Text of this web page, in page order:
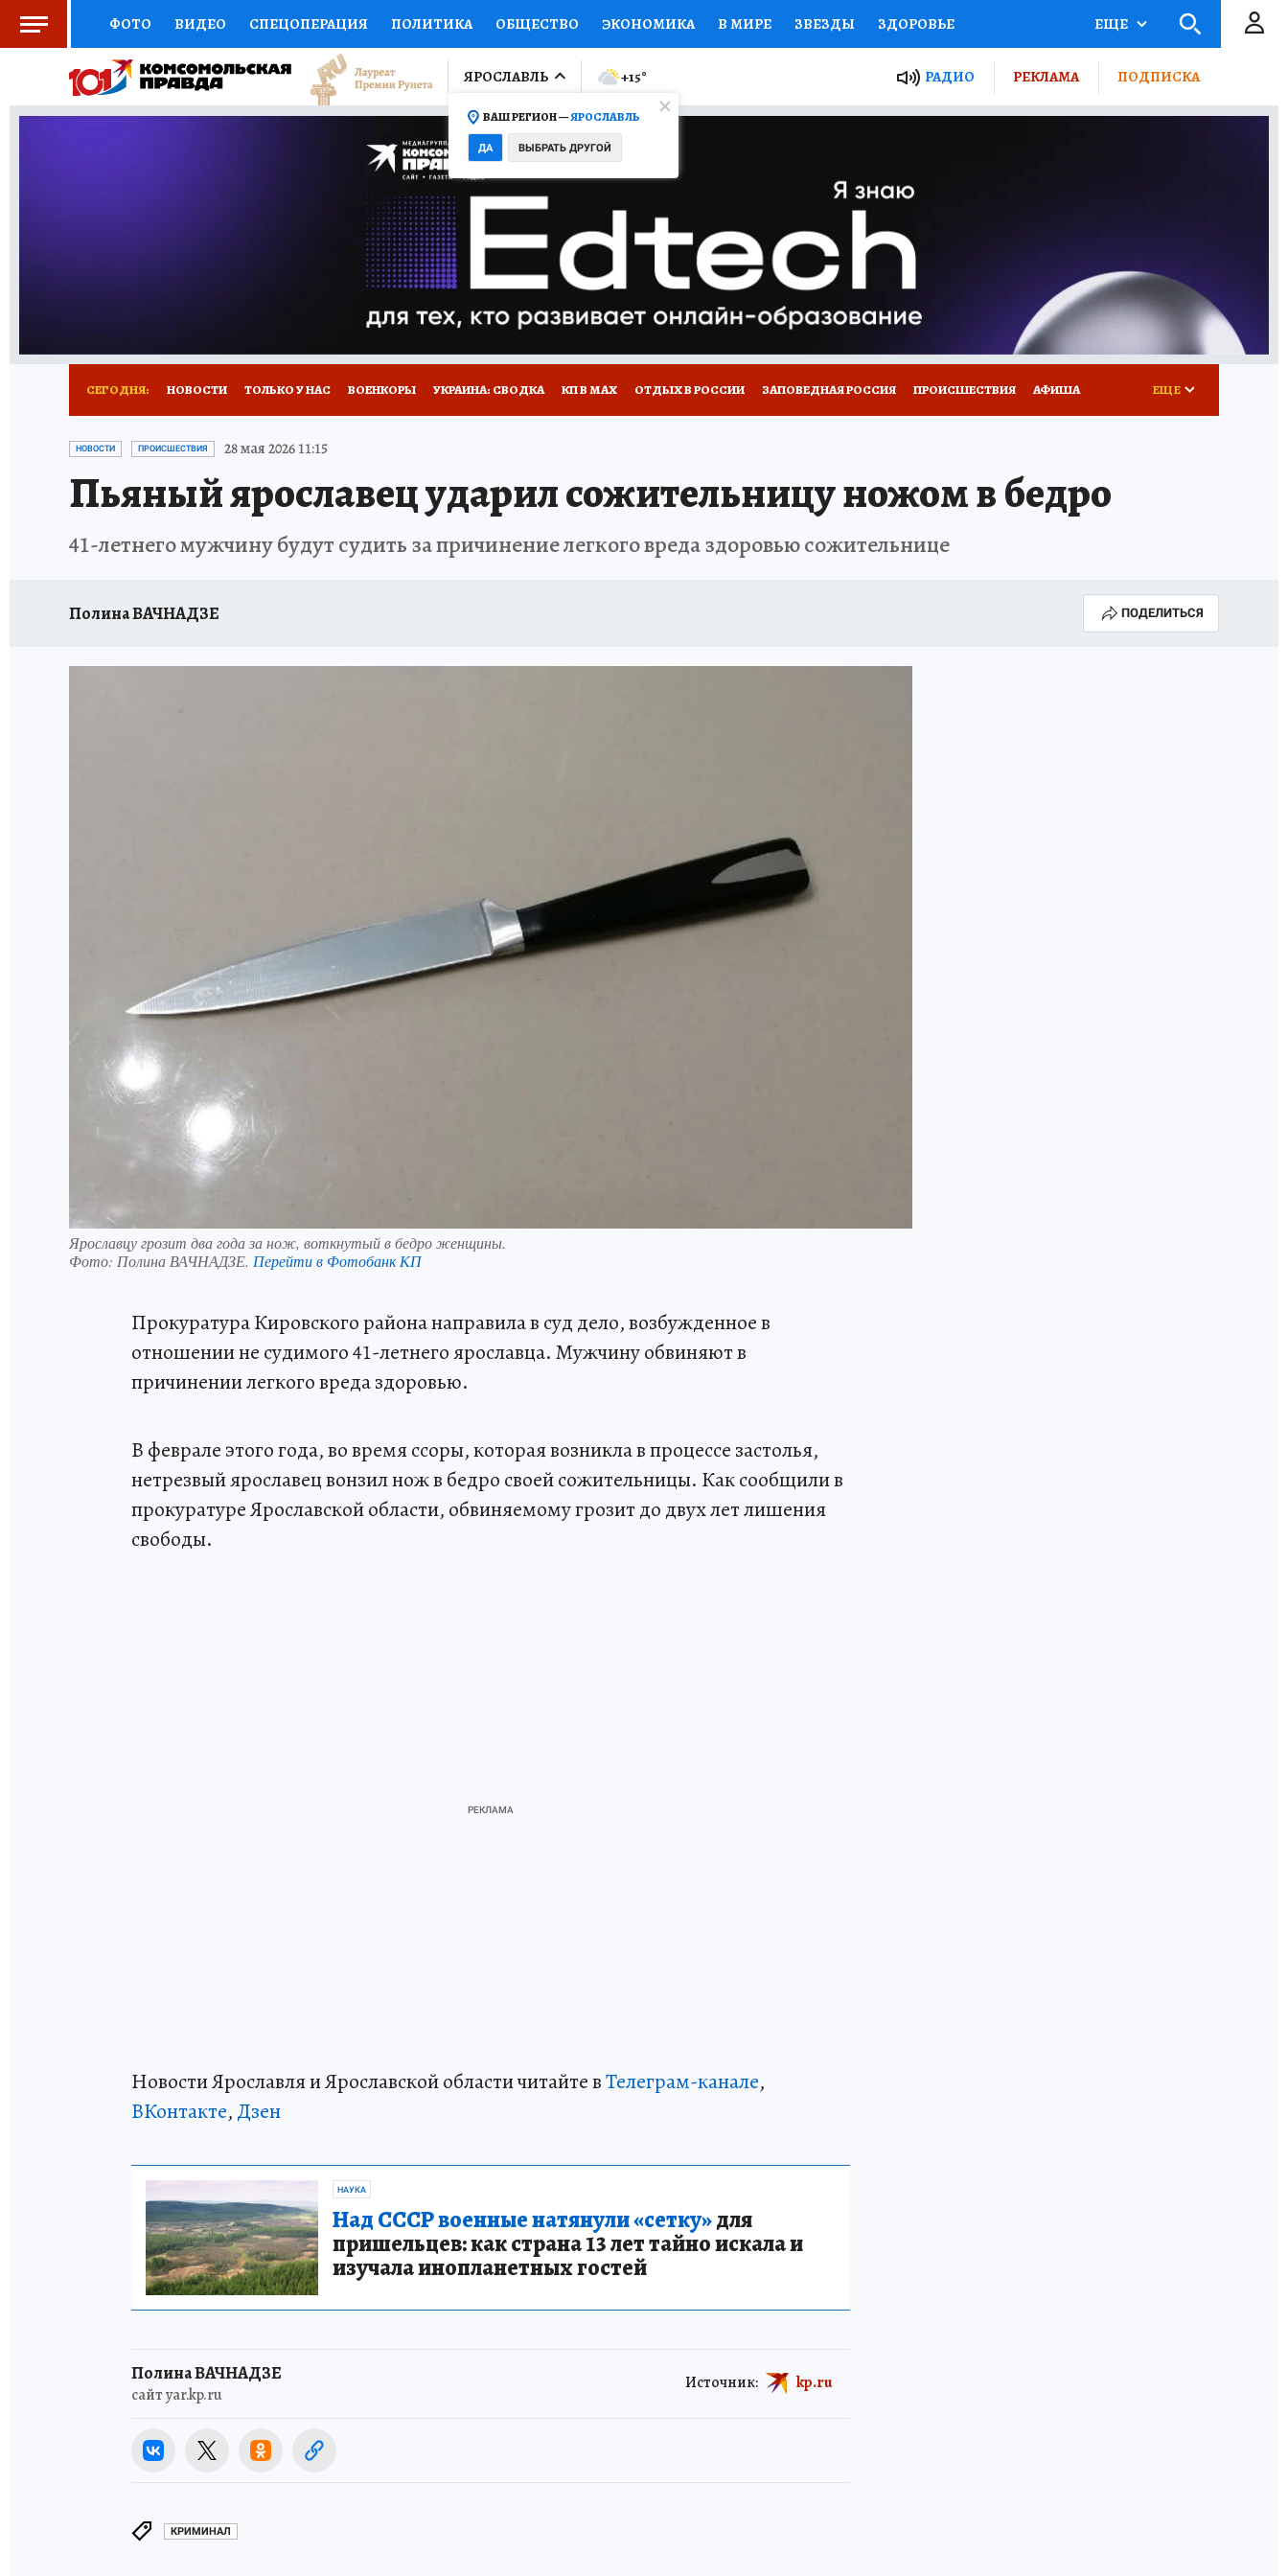
ФОТО ВИДЕО СПЕЦОПЕРАЦИЯ ПОЛИТИКА ОБЩЕСТВО ЭКОНОМИКА В МИРЕ ЗВЕЗДЫ ЗДОРОВЬЕ
СОЦПОДДЕРЖКА НАУКА СПОРТ КОЛУМНИСТЫ ПРОИСШЕСТВИЯ НАЦИОНАЛЬНЫЕ ПРОЕКТЫ РОССИИ
ВЫБОР ЭКСПЕРТОВ ДОКТОР ФИНАНСЫ ОТКРЫВАЕМ МИР Я ЗНАЮ СЕМЬЯ ЖЕНСКИЕ СЕКРЕТЫ ПУТЕВОДИТЕЛЬ
ПРОГНОЗЫ НА СПОРТ ПРОМОКОДЫ СЕРИАЛЫ
ТЕЛЕВИЗОР КОЛЛЕКЦИИ КОНКУРСЫ ГИД ПОТРЕБИТЕЛЯ
НОВОЕ НА САЙТЕ ОБЪЯВЛЕНИЯ
ЕЩЕ
ЯРОСЛАВЛЬ
ВАШ РЕГИОН —ЯРОСЛАВЛЬ
ДА ВЫБРАТЬ ДРУГОЙ
+15° РАДИО РЕКЛАМА ПОДПИСКА
СЕГОДНЯ: НОВОСТИ ТОЛЬКО У НАС ВОЕНКОРЫ УКРАИНА: СВОДКА КП В МАХ ОТДЫХ В РОССИИ ЗАПОВЕДНАЯ РОССИЯ ПРОИСШЕСТВИЯ АФИША
ГЕРОИ ЯРОСЛАВИИ ИСПЫТАНО НА СЕБЕ
ЕЩЕ
НОВОСТИ ПРОИСШЕСТВИЯ 28 мая 2026 11:15
Пьяный ярославец ударил сожительницу ножом в бедро
41-летнего мужчину будут судить за причинение легкого вреда здоровью сожительнице
Полина ВАЧНАДЗЕ ПОДЕЛИТЬСЯ
Ярославцу грозит два года за нож, воткнутый в бедро женщины.
Фото: Полина ВАЧНАДЗЕ. Перейти в Фотобанк КП
Прокуратура Кировского района направила в суд дело, возбужденное в
отношении не судимого 41-летнего ярославца. Мужчину обвиняют в
причинении легкого вреда здоровью.
В феврале этого года, во время ссоры, которая возникла в процессе застолья,
нетрезвый ярославец вонзил нож в бедро своей сожительницы. Как сообщили в
прокуратуре Ярославской области, обвиняемому грозит до двух лет лишения
свободы.
‎Новости Ярославля и Ярославской области читайте вТелеграм-канале,
ВКонтакте, Дзен
НАУКА
Над СССР военные натянули «сетку»для
пришельцев: как страна 13 лет тайно искала и
изучала инопланетных гостей
Полина ВАЧНАДЗЕ
сайт yar.kp.ru
Источник: kp.ru
КРИМИНАЛ